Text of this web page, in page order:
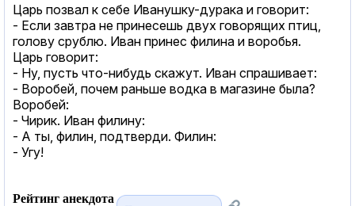
Царь позвал к себе Иванушку-дурака и говорит:
- Если завтра не принесешь двух говорящих птиц,
голову срублю. Иван принес филина и воробья.
Царь говорит:
- Ну, пусть что-нибудь скажут. Иван спрашивает:
- Воробей, почем раньше водка в магазине была?
Воробей:
- Чирик. Иван филину:
- А ты, филин, подтверди. Филин:
- Угу!
Рейтинг анекдота